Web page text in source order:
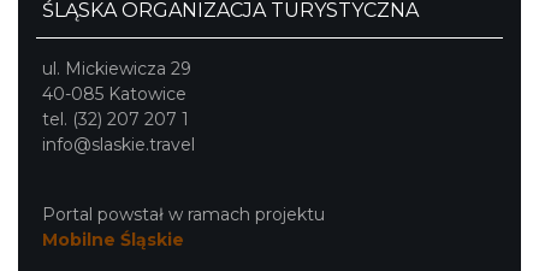
ŚLĄSKA ORGANIZACJA TURYSTYCZNA
ul. Mickiewicza 29
40-085 Katowice
tel. (32) 207 207 1
info@slaskie.travel
Portal powstał w ramach projektu
Mobilne Śląskie